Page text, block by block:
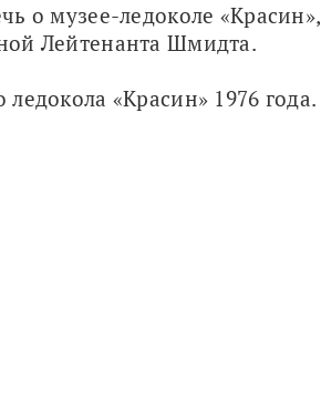
о музее-ледоколе «Красин»,
Лейтенанта Шмидта.
«Красин» 1976 года.